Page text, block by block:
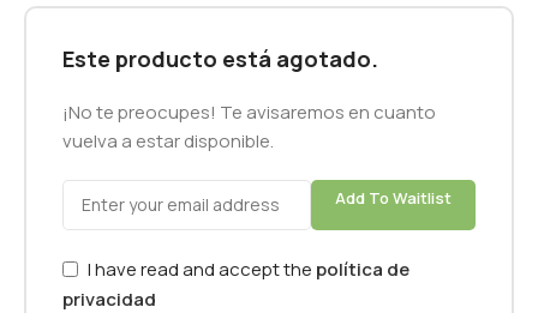
Este producto está agotado.
¡No te preocupes! Te avisaremos en cuanto
vuelva a estar disponible.
Add To Waitlist
I have read and accept the política de
privacidad